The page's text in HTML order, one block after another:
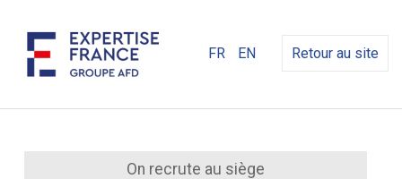
FR EN Retour au site
On recrute au siège